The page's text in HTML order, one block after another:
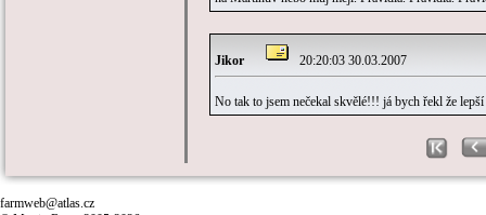
Jikor 20:20:03 30.03.2007
No tak to jsem nečekal skvělé!!! já bych řekl že
farmweb@atlas.cz